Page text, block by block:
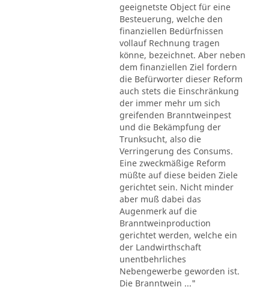
geeignetste Object für eine
Besteuerung, welche den
finanziellen Bedürfnissen
vollauf Rechnung tragen
könne, bezeichnet. Aber neben
dem finanziellen Ziel fordern
die Befürworter dieser Reform
auch stets die Einschränkung
der immer mehr um sich
greifenden Branntweinpest
und die Bekämpfung der
Trunksucht, also die
Verringerung des Consums.
Eine zweckmäßige Reform
müßte auf diese beiden Ziele
gerichtet sein. Nicht minder
aber muß dabei das
Augenmerk auf die
Branntweinproduction
gerichtet werden, welche ein
der Landwirthschaft
unentbehrliches
Nebengewerbe geworden ist.
Die Branntwein ..."